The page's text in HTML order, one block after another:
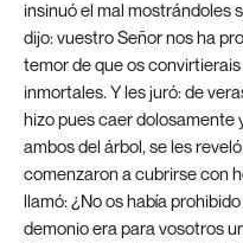
insinuó el mal mostrándoles
dijo: vuestro Señor nos ha
temor de que os
inmortales. Y les juró: de
hizo pues caer dolosamente
ambos del árbol, se les
comenzaron a cubrirse con
llamó: ¿No os había
demonio era para vosotros